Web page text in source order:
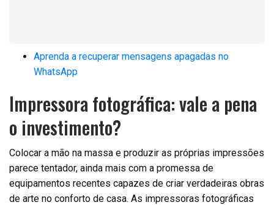
Aprenda a recuperar mensagens apagadas no
WhatsApp
Impressora fotográfica: vale a pena
o investimento?
Colocar a mão na massa e produzir as próprias impressões
parece tentador, ainda mais com a promessa de
equipamentos recentes capazes de criar verdadeiras obras
de arte no conforto de casa. As impressoras fotográficas